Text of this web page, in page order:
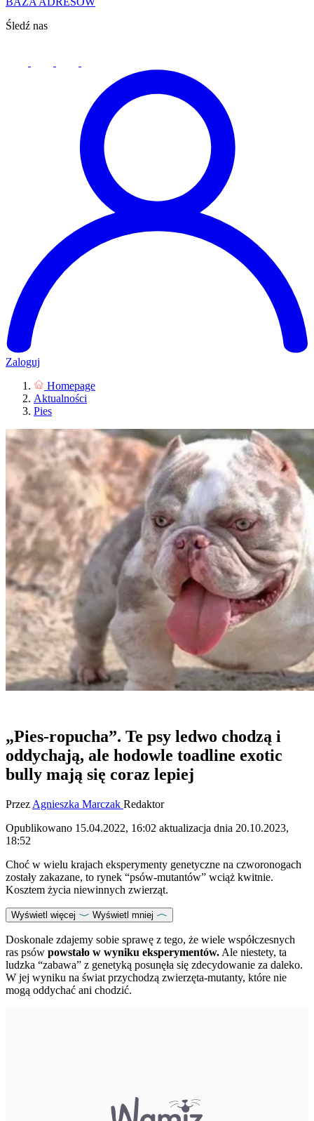
Śledź nas
Zaloguj
Homepage
Aktualności
Pies
„Pies-ropucha”. Te psy ledwo chodzą i
oddychają, ale hodowle toadline exotic
bully mają się coraz lepiej
Przez Agnieszka Marczak Redaktor
Opublikowano 15.04.2022, 16:02 aktualizacja dnia 20.10.2023,
18:52
Choć w wielu krajach eksperymenty genetyczne na czworonogach
zostały zakazane, to rynek “psów-mutantów” wciąż kwitnie.
Kosztem życia niewinnych zwierząt.
Wyświetl więcej Wyświetl mniej
Doskonale zdajemy sobie sprawę z tego, że wiele współczesnych
ras psów powstało w wyniku eksperymentów. Ale niestety, ta
ludzka “zabawa” z genetyką posunęła się zdecydowanie za daleko.
W jej wyniku na świat przychodzą zwierzęta-mutanty, które nie
mogą oddychać ani chodzić.